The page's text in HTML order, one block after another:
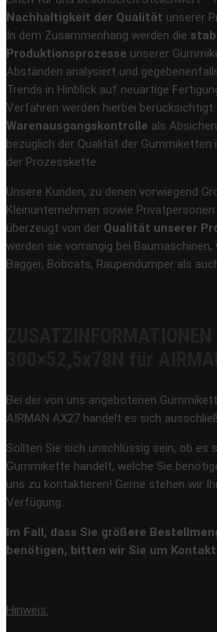
Nachhaltigkeit der Qualität unserer
In dem Zusammenhang werden die
Produktionsprozesse unserer
Abständen analysiert und
Trends in Hinblick auf neuartige
Verfahren werden hierbei berücksichtigt.
Warenausgangskontrolle als
bezüglich der Qualität der Gummiketten
der Prozesskette.
Unsere Kunden, zu denen vorwiegend
Kleinunternehmen sowie
überzeugt von der Qualität unserer
werden sie vorrangig bei Baumaschinen,
Bagger, Bobcats, Raupendumper als
Bei der von uns angebotenen
AIRMAN AX27 handelt es sich
Sollten Sie sich unschlüssig sein, ob es
Gummikette handelt, welche Sie
uns zu kontaktieren! Gerne stehen wir
Verfügung.
Im Fall, dass Sie größere
benötigen, bitten wir Sie um
Hinweis: